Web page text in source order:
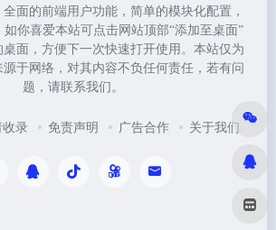
面的前端用户功能，简单的模块化配置，
你喜爱本站可点击网站顶部“添加至桌面”
面，方便下一次快速打开使用。本站仅为
源于网络，对其内容不负任何责任，若有问
题，请联系我们。
收录 免责声明 广告合作 关于我们